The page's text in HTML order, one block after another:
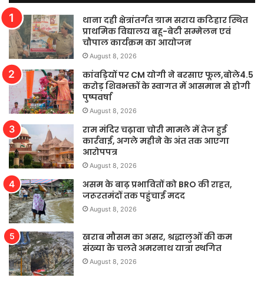
थाना दही क्षेत्रांतर्गत ग्राम सराय कटिहार स्थित
प्राथमिक विद्यालय बहू-बेटी सम्मेलन एवं
चौपाल कार्यक्रम का आयोजन
August 8, 2026
कांवड़ियों पर CM योगी ने बरसाए फूल,बोले4.5
करोड़ शिवभक्तों के स्वागत में आसमान से होगी
पुष्पवर्षा
August 8, 2026
राम मंदिर चढ़ावा चोरी मामले में तेज हुई
कार्रवाई, अगले महीने के अंत तक आएगा
आरोपपत्र
August 8, 2026
असम के बाढ़ प्रभावितों को BRO की राहत,
जरूरतमंदों तक पहुंचाई मदद
August 8, 2026
खराब मौसम का असर, श्रद्धालुओं की कम
संख्या के चलते अमरनाथ यात्रा स्थगित
August 8, 2026